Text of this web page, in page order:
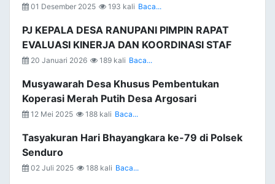
01 Desember 2025 193 kali Baca...
PJ KEPALA DESA RANUPANI PIMPIN RAPAT
EVALUASI KINERJA DAN KOORDINASI STAF
20 Januari 2026 189 kali Baca...
Musyawarah Desa Khusus Pembentukan
Koperasi Merah Putih Desa Argosari
12 Mei 2025 188 kali Baca...
Tasyakuran Hari Bhayangkara ke-79 di Polsek
Senduro
02 Juli 2025 188 kali Baca...